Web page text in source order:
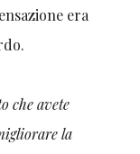
era
che avete
la